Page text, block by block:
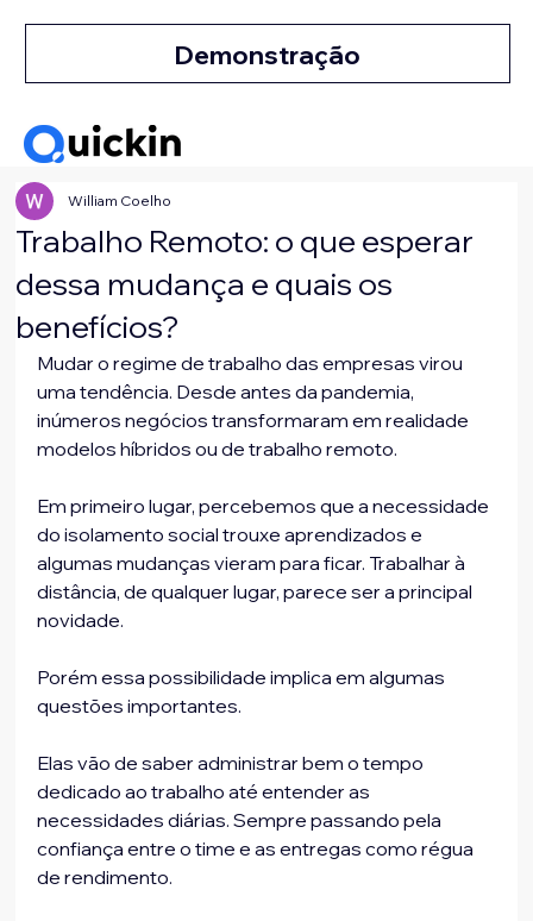
Demonstração
Trabalho Remoto: o que esperar
dessa mudança e quais os
benefícios?
William Coelho
Mudar o regime de trabalho das empresas virou
uma tendência. Desde antes da pandemia,
inúmeros negócios transformaram em realidade
modelos híbridos ou de trabalho remoto.
Em primeiro lugar, percebemos que a necessidade
do isolamento social trouxe aprendizados e
algumas mudanças vieram para ficar. Trabalhar à
distância, de qualquer lugar, parece ser a principal
novidade.
Porém essa possibilidade implica em algumas
questões importantes.
Elas vão de saber administrar bem o tempo
dedicado ao trabalho até entender as
necessidades diárias. Sempre passando pela
confiança entre o time e as entregas como régua
de rendimento.